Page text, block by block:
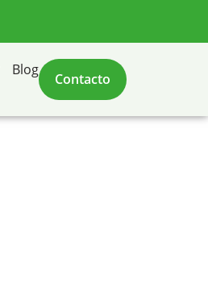
Blog
Contacto